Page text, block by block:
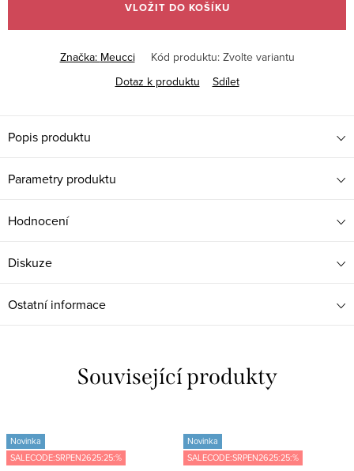
VLOŽIT DO KOŠÍKU
Značka: Meucci Kód produktu: Zvolte variantu
Dotaz k produktu
Sdílet
Popis produktu
Parametry produktu
Hodnocení
Diskuze
Ostatní informace
Související produkty
Novinka
SALECODE:SRPEN2625:25:%
Novinka
SALECODE:SRPEN2625:25:%